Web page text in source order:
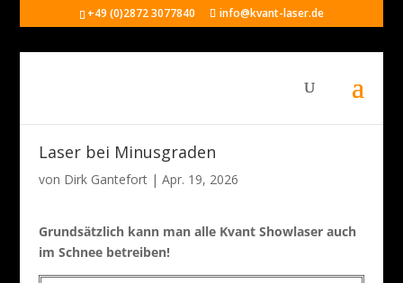
+49 (0)2872 3077840 info@kvant-laser.de
Laser bei Minusgraden
von Dirk Gantefort| Apr. 19, 2026
Grundsätzlich kann man alle Kvant Showlaser auch
im Schnee betreiben!